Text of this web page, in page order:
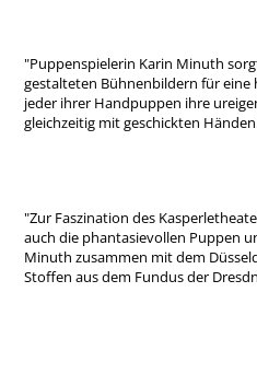
"Puppenspielerin Karin Minuth
gestalteten Bühnenbildern für
jeder ihrer Handpuppen ihre
gleichzeitig mit geschickten
"Zur Faszination des
auch die phantasievollen Puppen
Minuth zusammen mit dem
Stoffen aus dem Fundus der